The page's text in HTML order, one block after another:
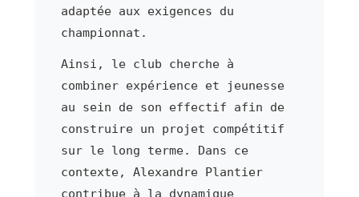
adaptée aux exigences du
championnat.
Ainsi, le club cherche à
combiner expérience et jeunesse
au sein de son effectif afin de
construire un projet compétitif
sur le long terme. Dans ce
contexte, Alexandre Plantier
contribue à la dynamique